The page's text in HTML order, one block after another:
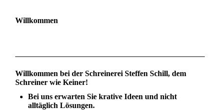
Willkommen
Willkommen bei der Schreinerei Steffen Schill, dem
Schreiner wie Keiner!
Bei uns erwarten Sie krative Ideen und nicht
alltäglich Lösungen.